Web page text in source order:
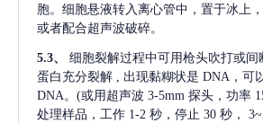
胞。细胞悬液转入离心管中，置于冰上，
或者配合超声波破碎。
5.3、
细胞裂解过程中可用枪头吹打或间
蛋白充分裂解 , 出现黏糊状是 DNA，可
DNA。(或用超声波 3-5mm 探头，功率
处理样品，工作 1-2 秒，停止 30 秒，